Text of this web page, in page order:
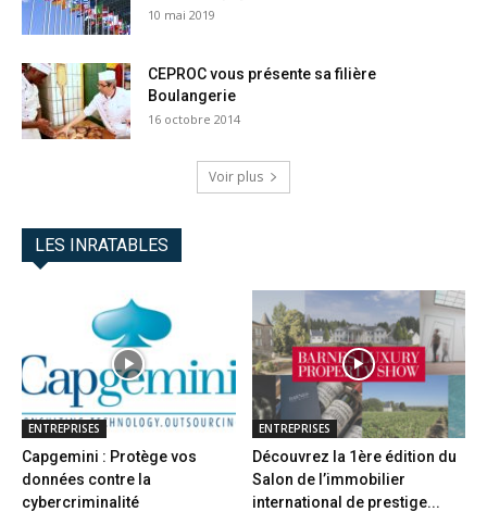
10 mai 2019
CEPROC vous présente sa filière
Boulangerie
16 octobre 2014
Voir plus
LES INRATABLES
ENTREPRISES
Capgemini : Protège vos
données contre la
cybercriminalité
ENTREPRISES
Découvrez la 1ère édition du
Salon de l’immobilier
international de prestige...